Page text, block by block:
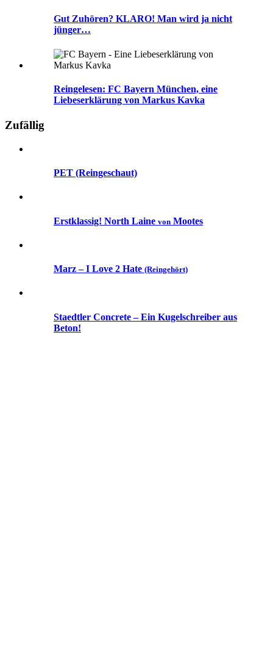
Gut Zuhören? KLARO! Man wird ja nicht
jünger…
Reingelesen: FC Bayern München, eine
Liebeserklärung von Markus Kavka
Zufällig
PET (Reingeschaut)
Erstklassig! North Laine von Mootes
Marz – I Love 2 Hate (Reingehört)
Staedtler Concrete – Ein Kugelschreiber aus
Beton!